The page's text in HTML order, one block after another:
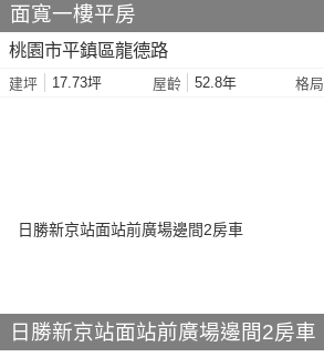
面寬一樓平房
桃園市平鎮區龍德路
建坪 17.73坪 屋齡 52.8年 格局
日勝新京站面站前廣場邊間2房車